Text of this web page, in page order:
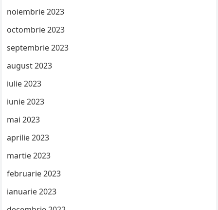
noiembrie 2023
octombrie 2023
septembrie 2023
august 2023
iulie 2023
iunie 2023
mai 2023
aprilie 2023
martie 2023
februarie 2023
ianuarie 2023